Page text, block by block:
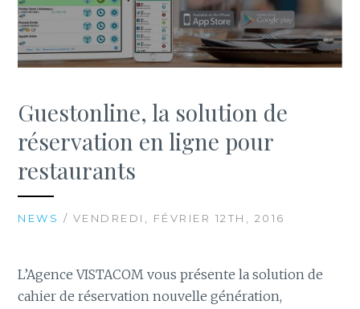
Guestonline, la solution de
réservation en ligne pour
restaurants
NEWS / VENDREDI, FÉVRIER 12TH, 2016
L’Agence VISTACOM vous présente la solution de
cahier de réservation nouvelle génération,